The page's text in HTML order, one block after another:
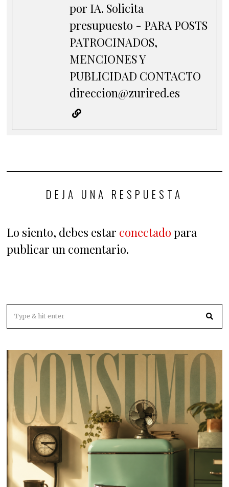
por IA. Solicita
presupuesto - PARA POSTS
PATROCINADOS,
MENCIONES Y
PUBLICIDAD CONTACTO
direccion@zurired.es
DEJA UNA RESPUESTA
Lo siento, debes estar conectado para
publicar un comentario.